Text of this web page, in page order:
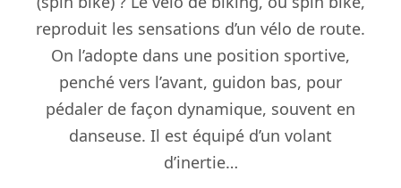
reproduit les sensations d’un vélo de route.
On l’adopte dans une position sportive,
penché vers l’avant, guidon bas, pour
pédaler de façon dynamique, souvent en
danseuse. Il est équipé d’un volant
d’inertie…